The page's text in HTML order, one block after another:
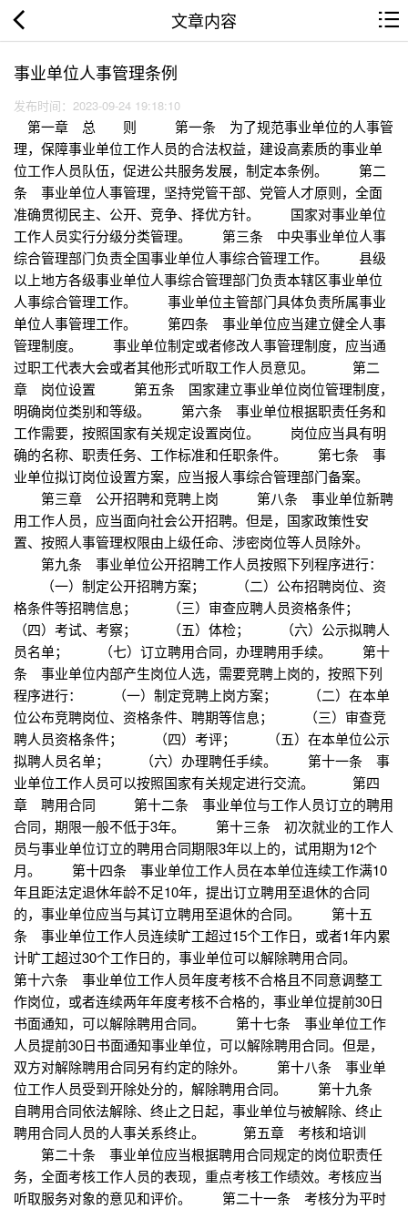
文章内容
事业单位人事管理条例
发布时间：2023-09-24 19:18:10
第一章 总 则 第一条 为了规范事业单位的人事管
理，保障事业单位工作人员的合法权益，建设高素质的事业单
位工作人员队伍，促进公共服务发展，制定本条例。 第二
条 事业单位人事管理，坚持党管干部、党管人才原则，全面
准确贯彻民主、公开、竞争、择优方针。 国家对事业单位
工作人员实行分级分类管理。 第三条 中央事业单位人事
综合管理部门负责全国事业单位人事综合管理工作。 县级
以上地方各级事业单位人事综合管理部门负责本辖区事业单位
人事综合管理工作。 事业单位主管部门具体负责所属事业
单位人事管理工作。 第四条 事业单位应当建立健全人事
管理制度。 事业单位制定或者修改人事管理制度，应当通
过职工代表大会或者其他形式听取工作人员意见。 第二
章 岗位设置 第五条 国家建立事业单位岗位管理制度，
明确岗位类别和等级。 第六条 事业单位根据职责任务和
工作需要，按照国家有关规定设置岗位。 岗位应当具有明
确的名称、职责任务、工作标准和任职条件。 第七条 事
业单位拟订岗位设置方案，应当报人事综合管理部门备案。
第三章 公开招聘和竞聘上岗 第八条 事业单位新聘
用工作人员，应当面向社会公开招聘。但是，国家政策性安
置、按照人事管理权限由上级任命、涉密岗位等人员除外。
第九条 事业单位公开招聘工作人员按照下列程序进行：
（一）制定公开招聘方案； （二）公布招聘岗位、资
格条件等招聘信息； （三）审查应聘人员资格条件；
（四）考试、考察； （五）体检； （六）公示拟聘人
员名单； （七）订立聘用合同，办理聘用手续。 第十
条 事业单位内部产生岗位人选，需要竞聘上岗的，按照下列
程序进行： （一）制定竞聘上岗方案； （二）在本单
位公布竞聘岗位、资格条件、聘期等信息； （三）审查竞
聘人员资格条件； （四）考评； （五）在本单位公示
拟聘人员名单； （六）办理聘任手续。 第十一条 事
业单位工作人员可以按照国家有关规定进行交流。 第四
章 聘用合同 第十二条 事业单位与工作人员订立的聘用
合同，期限一般不低于3年。 第十三条 初次就业的工作人
员与事业单位订立的聘用合同期限3年以上的，试用期为12个
月。 第十四条 事业单位工作人员在本单位连续工作满10
年且距法定退休年龄不足10年，提出订立聘用至退休的合同
的，事业单位应当与其订立聘用至退休的合同。 第十五
条 事业单位工作人员连续旷工超过15个工作日，或者1年内累
计旷工超过30个工作日的，事业单位可以解除聘用合同。
第十六条 事业单位工作人员年度考核不合格且不同意调整工
作岗位，或者连续两年年度考核不合格的，事业单位提前30日
书面通知，可以解除聘用合同。 第十七条 事业单位工作
人员提前30日书面通知事业单位，可以解除聘用合同。但是，
双方对解除聘用合同另有约定的除外。 第十八条 事业单
位工作人员受到开除处分的，解除聘用合同。 第十九条
自聘用合同依法解除、终止之日起，事业单位与被解除、终止
聘用合同人员的人事关系终止。 第五章 考核和培训
第二十条 事业单位应当根据聘用合同规定的岗位职责任
务，全面考核工作人员的表现，重点考核工作绩效。考核应当
听取服务对象的意见和评价。 第二十一条 考核分为平时